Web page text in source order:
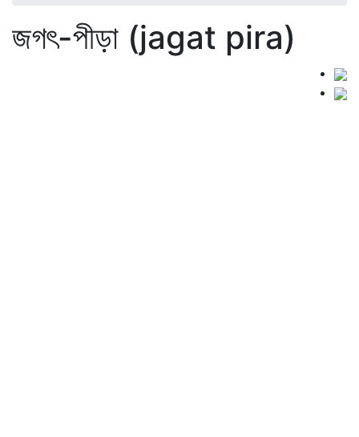
জগৎ-পীড়া (jagat pira)